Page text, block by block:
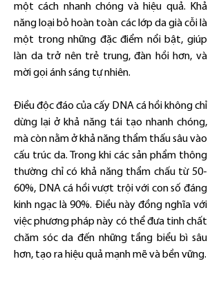
một cách nhanh chóng và hiệu quả. Khả
năng loại bỏ hoàn toàn các lớp da già cỗi là
một trong những đặc điểm nổi bật, giúp
làn da trở nên trẻ trung, đàn hồi hơn, và
mời gọi ánh sáng tự nhiên.
Điều độc đáo của cấy DNA cá hồi không chỉ
dừng lại ở khả năng tái tạo nhanh chóng,
mà còn nằm ở khả năng thẩm thấu sâu vào
cấu trúc da. Trong khi các sản phẩm thông
thường chỉ có khả năng thẩm chấu từ 50-
60%, DNA cá hồi vượt trội với con số đáng
kinh ngạc là 90%. Điều này đồng nghĩa với
việc phương pháp này có thể đưa tinh chất
chăm sóc da đến những tầng biểu bì sâu
hơn, tạo ra hiệu quả mạnh mẽ và bền vững.